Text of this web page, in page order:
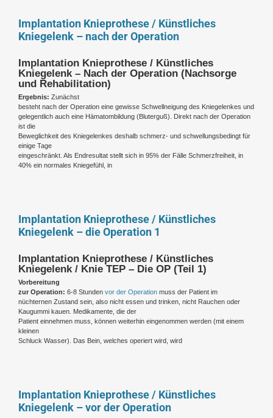
Implantation Knieprothese / Künstliches
Kniegelenk – nach der Operation
Implantation Knieprothese / Künstliches
Kniegelenk – Nach der Operation (Nachsorge
und Rehabilitation)
Ergebnis: Zunächst
besteht nach der Operation eine gewisse Schwellneigung des Kniegelenkes und
gelegentlich auch eine Hämatombildung (Bluterguß). Direkt nach der Operation
ist die
Beweglichkeit des Kniegelenkes deshalb schmerz- und schwellungsbedingt für
einige Tage
eingeschränkt. Als Endresultat stellt sich in 95% der Fälle Schmerzfreiheit, in
40% ein normales Kniegefühl, in
Implantation Knieprothese / Künstliches
Kniegelenk – die Operation 1
Implantation Knieprothese / Künstliches
Kniegelenk / Knie TEP – Die OP (Teil 1)
Vorbereitung
zur Operation: 6-8 Stunden vor der Operation muss der Patient im
nüchternen Zustand sein, also nicht essen und trinken, nicht Rauchen oder
Kaugummi kauen. Medikamente, die der
Patient einnehmen muss, können weiterhin eingenommen werden (mit einem
kleinen
Schluck Wasser). Das Bein, welches operiert wird, wird
Implantation Knieprothese / Künstliches
Kniegelenk – vor der Operation